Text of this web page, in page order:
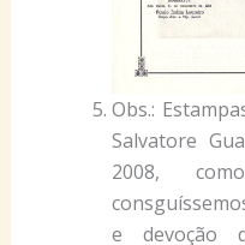
Obs.:
Salvatore
2008,
e devoção